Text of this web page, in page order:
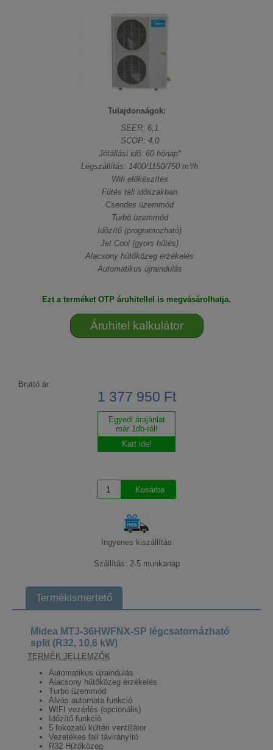
Tulajdonságok:
SEER: 6,1
SCOP: 4,0
Jótállási idő: 60 hónap*
Légszállítás: 1400/1150/750 m³/h
Wifi előkészítés
Fűtés téli időszakban
Csendes üzemmód
Turbó üzemmód
Időzítő (programozható)
Jet Cool (gyors hűtés)
Alacsony hűtőközeg érzékelés
Automatikus újraindulás
Ezt a terméket OTP áruhitellel is megvásárolhatja.
Áruhitel kalkulátor
Bruttó ár:
1 377 950 Ft
Egyedi árajánlat
már 1db-tól!
Katt ide!
Ingyenes kiszállítás
Szállítás: 2-5 munkanap
Termékismertető
Midea MTJ-36HWFNX-SP légcsatornázható
split (R32, 10,6 kW)
TERMÉK JELLEMZŐK
Automatikus újraindulás
Alacsony hűtőközeg érzékelés
Turbo üzemmód
Alvás automata funkció
WIFI vezérlés (opcionális)
Időzítő funkció
5 fokozatú kültéri ventillátor
Vezetékes fali távirányító
R32 Hűtőközeg